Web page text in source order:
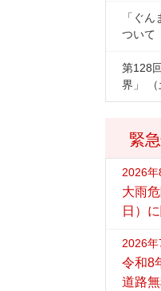
緊
2026年
大雨
日）
2026年
令和8
道路無
「ぐ
ついて
第128
界」 （